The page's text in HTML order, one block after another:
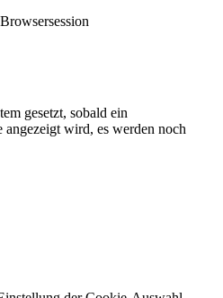
gesetzt, sobald ein
wird, es werden noch